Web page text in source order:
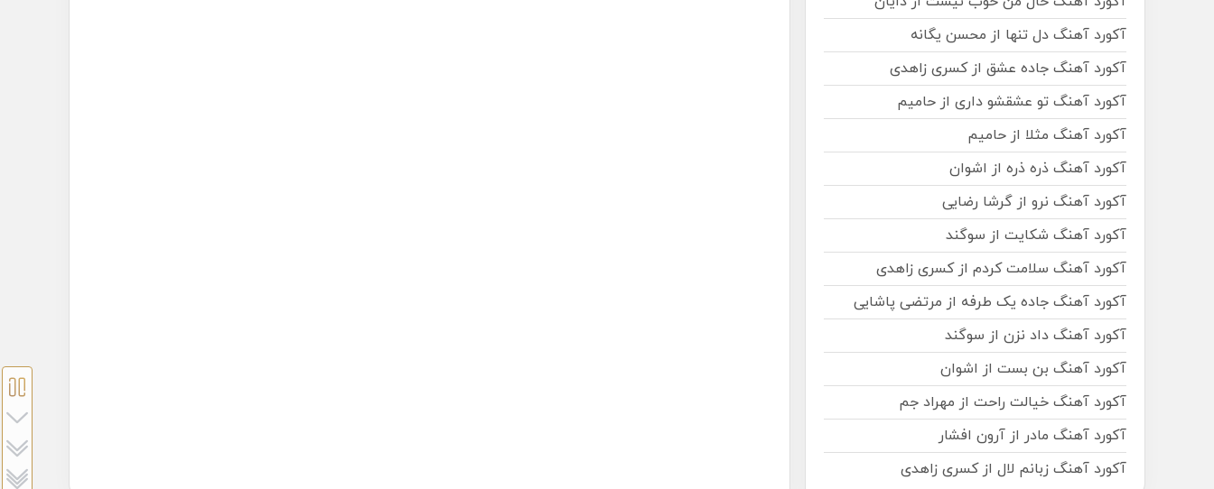
آکورد آهنگ دل تنها از محسن یگانه
آکورد آهنگ جاده عشق از کسری زاهدی
آکورد آهنگ تو عشقشو داری از حامیم
آکورد آهنگ مثلا از حامیم
آکورد آهنگ ذره ذره از اشوان
آکورد آهنگ نرو از گرشا رضایی
آکورد آهنگ شکایت از سوگند
آکورد آهنگ سلامت کردم از کسری زاهدی
آکورد آهنگ جاده یک طرفه از مرتضی پاشایی
آکورد آهنگ داد نزن از سوگند
آکورد آهنگ بن بست از اشوان
آکورد آهنگ خیالت راحت از مهراد جم
آکورد آهنگ مادر از آرون افشار
آکورد آهنگ زبانم لال از کسری زاهدی